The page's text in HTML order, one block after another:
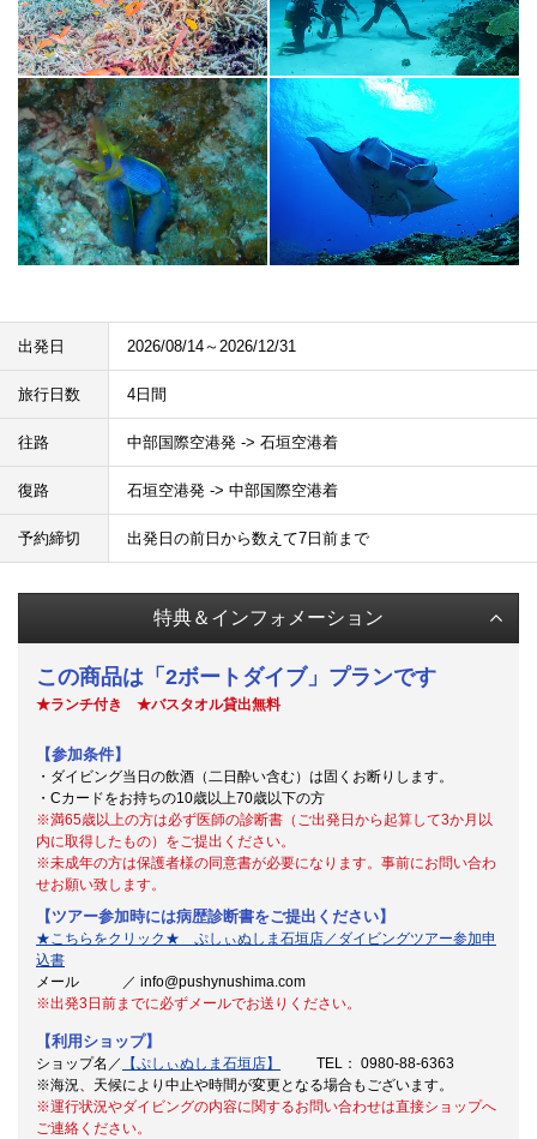
出発日 2026/08/14～2026/12/31
旅行日数 4日間
往路 中部国際空港発 -> 石垣空港着
復路 石垣空港発 -> 中部国際空港着
予約締切 出発日の前日から数えて7日前まで
特典＆インフォメーション
この商品は「2ボートダイブ」プランです
★ランチ付き ★バスタオル貸出無料
【参加条件】
・ダイビング当日の飲酒（二日酔い含む）は固くお断りします。
・Cカードをお持ちの10歳以上70歳以下の方
※満65歳以上の方は必ず医師の診断書（ご出発日から起算して3か月以
内に取得したもの）をご提出ください。
※未成年の方は保護者様の同意書が必要になります。事前にお問い合わ
せお願い致します。
【ツアー参加時には病歴診断書をご提出ください】
★こちらをクリック★ ぷしぃぬしま石垣店／ダイビングツアー参加申
込書
メール ／ info@pushynushima.com
※出発3日前までに必ずメールでお送りください。
【利用ショップ】
ショップ名／ 【ぷしぃぬしま石垣店】
TEL： 0980-88-6363
※海況、天候により中止や時間が変更となる場合もございます。
※運行状況やダイビングの内容に関するお問い合わせは直接ショップへ
ご連絡ください。